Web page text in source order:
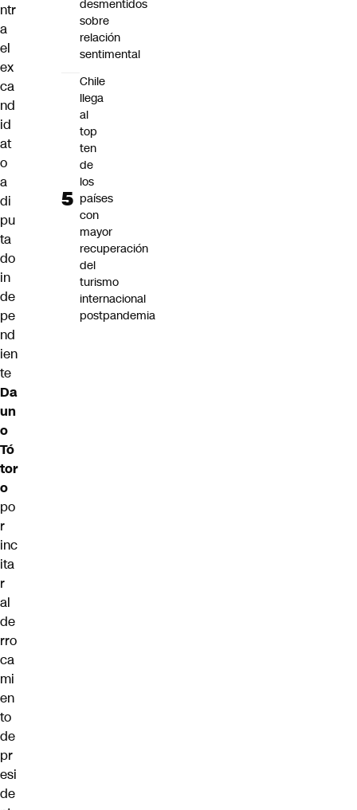
ntr
a
el
ex
ca
nd
id
at
o
a
di
pu
ta
do
in
de
pe
nd
ien
te
Da
un
o
Tó
tor
o
po
r
inc
ita
r
al
de
rro
ca
mi
en
to
de
pr
esi
de
desmentidos
sobre
relación
sentimental
Chile
llega
al
top
ten
de
los
países
con
mayor
recuperación
del
turismo
internacional
postpandemia